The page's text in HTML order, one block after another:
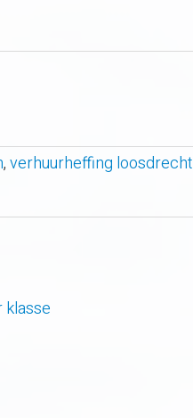
,verhuurheffing loosdrecht
klasse